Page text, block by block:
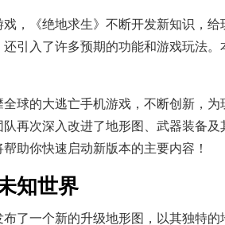
，《绝地求生》不断开发新知识，
引入了许多预期的功能和游戏玩法
球的大逃亡手机游戏，不断创新，
再次深入改进了地形图、武器装备
助你快速启动新版本的主要内容！
知世界
了一个新的升级地形图，以其独特